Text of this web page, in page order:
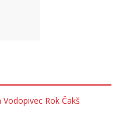
Vodopivec Rok Čakš